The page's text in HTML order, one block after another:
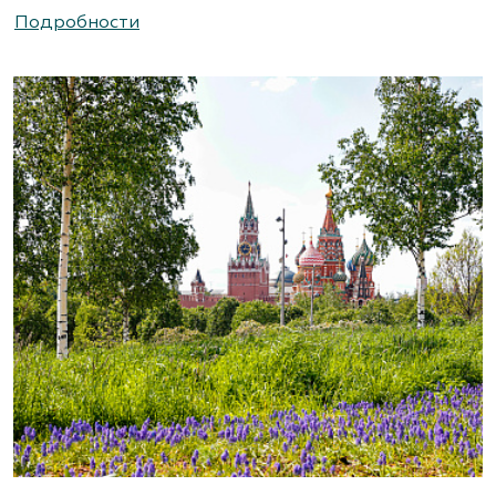
АгроСАД, Питомник, ЗАО Агрофирма
«Нива»
Московская область, ул. Алексеевская, д. 1.
Съезд на 16-м км МКАД.
(495) 663-3888
www.agrogarden.ru
Агрофирма «Современный
декоративный питомник»
Московская область, Раменский р-н,
ул.Новошоссейная, д 7а/1
Подробности